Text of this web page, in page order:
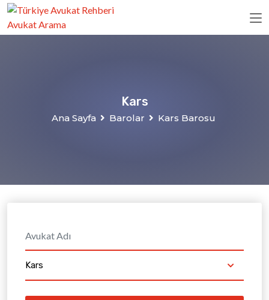
Kars
Ana Sayfa Barolar Kars Barosu
Kars